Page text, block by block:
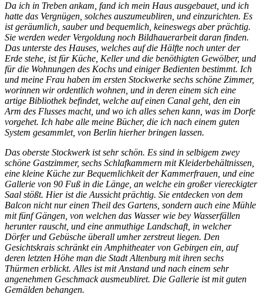
Da ich in Treben ankam, fand ich mein Haus ausgebauet, und ich
hatte das Vergnügen, solches auszumeubliren, und einzurichten. Es
ist geräumlich, sauber und bequemlich, keineswegs aber prächtig.
Sie werden weder Vergoldung noch Bildhauerarbeit daran finden.
Das unterste des Hauses, welches auf die Hälfte noch unter der
Erde stehe, ist für Küche, Keller und die benöthigten Gewölber, und
für die Wohnungen des Kochs und einiger Bedienten bestimmt. Ich
und meine Frau haben im ersten Stockwerke sechs schöne Zimmer,
worinnen wir ordentlich wohnen, und in deren einem sich eine
artige Bibliothek befindet, welche auf einen Canal geht, den ein
Arm des Flusses macht, und wo ich alles sehen kann, was im Dorfe
vorgehet. Ich habe alle meine Bücher, die ich nach einem guten
System gesammlet, von Berlin hierher bringen lassen.
Das oberste Stockwerk ist sehr schön. Es sind in selbigem zwey
schöne Gastzimmer, sechs Schlafkammern mit Kleiderbehältnissen,
eine kleine Küche zur Bequemlichkeit der Kammerfrauen, und eine
Gallerie von 90 Fuß in die Länge, an welche ein großer viereckigter
Saal stößt. Hier ist die Aussicht prächtig. Sie entdecken von dem
Balcon nicht nur einen Theil des Gartens, sondern auch eine Mühle
mit fünf Gängen, von welchen das Wasser wie bey Wasserfällen
herunter rauscht, und eine anmuthige Landschaft, in welcher
Dörfer und Gebüsche überall umher zerstreut liegen. Den
Gesichtskrais schränkt ein Amphitheater von Gebirgen ein, auf
deren letzten Höhe man die Stadt Altenburg mit ihren sechs
Thürmen erblickt. Alles ist mit Anstand und nach einem sehr
angenehmen Geschmack ausmeubliret. Die Gallerie ist mit guten
Gemälden behangen.